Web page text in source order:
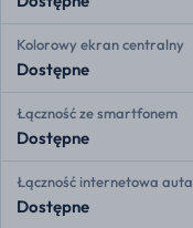
Kolorowy ekran centralny
Dostępne
Łączność ze smartfonem
Dostępne
Łączność internetowa auta
Dostępne